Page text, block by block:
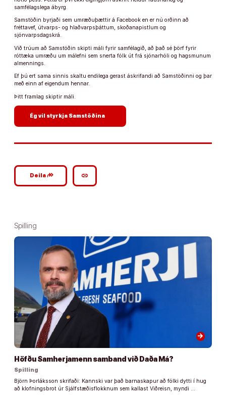
samfélagslega ábyrg.
Samstöðin byrjaði sem umræðuþættir á Facebook en er nú orðinn að
fréttavef, útvarps- og hlaðvarpsþáttum, skoðanapistlum og
sjónvarpsdagskrá.
Við trúum að Samstöðin skipti máli fyrir samfélagið, að það sé þörf fyrir
róttæka umræðu um málefni sem snerta fólk út frá sjónarhóli og hagsmunum
almennings.
Ef þú ert sama sinnis skaltu endilega gerast áskrifandi að Samstöðinni og þar
með einn af eigendum hennar.
Þitt framlag skiptir máli.
Ég vil styrkja Samstöðina
Deilagoogle_plus_reshare link
Spilling
arrow_forward
Höfðu Samherjamenn samband við Daða Má?
Spilling
Björn Þorláksson skrifaði: Kannski var það barnaskapur að fólki dytti í hug
að klofningsbrot úr Sjálfstæðisflokknum sem kallast Viðreisn, myndi …